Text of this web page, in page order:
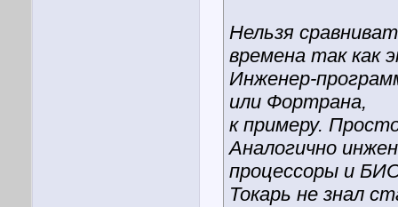
Нельзя
времена так как
Инженер-
или Фортрана,
к примеру.
Аналогично
процессоры и
Токарь не знал